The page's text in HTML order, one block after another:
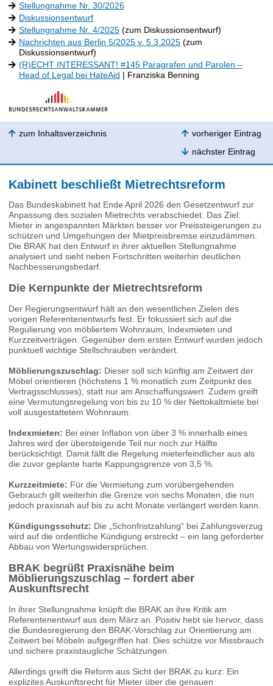
Stellungnahme Nr. 30/2026
Diskussionsentwurf
Stellungnahme Nr. 4/2025 (zum Diskussionsentwurf)
Nachrichten aus Berlin 5/2025 v. 5.3.2025 (zum
Diskussionsentwurf)
(R)ECHT INTERESSANT! #145 Paragrafen und Parolen –
Head of Legal bei HateAid | Franziska Benning
zum Inhaltsverzeichnis
vorheriger Eintrag
nächster Eintrag
Kabinett beschließt Mietrechtsreform
Das Bundeskabinett hat Ende April 2026 den Gesetzentwurf zur
Anpassung des sozialen Mietrechts verabschiedet. Das Ziel:
Mieter in angespannten Märkten besser vor Preissteigerungen zu
schützen und Umgehungen der Mietpreisbremse einzudämmen.
Die BRAK hat den Entwurf in ihrer aktuellen Stellungnahme
analysiert und sieht neben Fortschritten weiterhin deutlichen
Nachbesserungsbedarf.
Die Kernpunkte der Mietrechtsreform
Der Regierungsentwurf hält an den wesentlichen Zielen des
vorigen Referentenentwurfs fest. Er fokussiert sich auf die
Regulierung von möbliertem Wohnraum, Indexmieten und
Kurzzeitverträgen. Gegenüber dem ersten Entwurf wurden jedoch
punktuell wichtige Stellschrauben verändert.
Möblierungszuschlag: Dieser soll sich künftig am Zeitwert der
Möbel orientieren (höchstens 1 % monatlich zum Zeitpunkt des
Vertragsschlusses), statt nur am Anschaffungswert. Zudem greift
eine Vermutungsregelung von bis zu 10 % der Nettokaltmiete bei
voll ausgestattetem Wohnraum.
Indexmieten: Bei einer Inflation von über 3 % innerhalb eines
Jahres wird der übersteigende Teil nur noch zur Hälfte
berücksichtigt. Damit fällt die Regelung mieterfeindlicher aus als
die zuvor geplante harte Kappungsgrenze von 3,5 %.
Kurzzeitmiete: Für die Vermietung zum vorübergehenden
Gebrauch gilt weiterhin die Grenze von sechs Monaten, die nun
jedoch praxisnah auf bis zu acht Monate verlängert werden kann.
Kündigungsschutz: Die „Schonfristzahlung“ bei Zahlungsverzug
wird auf die ordentliche Kündigung erstreckt – ein lang geforderter
Abbau von Wertungswidersprüchen.
BRAK begrüßt Praxisnähe beim
Möblierungszuschlag – fordert aber
Auskunftsrecht
In ihrer Stellungnahme knüpft die BRAK an ihre Kritik am
Referentenentwurf aus dem März an. Positiv hebt sie hervor, dass
die Bundesregierung den BRAK-Vorschlag zur Orientierung am
Zeitwert bei Möbeln aufgegriffen hat. Dies schütze vor Missbrauch
und sichere praxistaugliche Schätzungen.
Allerdings greift die Reform aus Sicht der BRAK zu kurz: Ein
explizites Auskunftsrecht für Mieter über die genauen